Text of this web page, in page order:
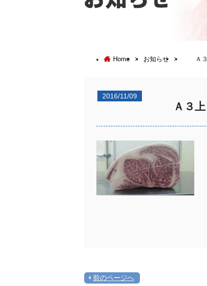
Home > お知らせ > Ａ３
2016/11/09
Ａ３上
前のページへ